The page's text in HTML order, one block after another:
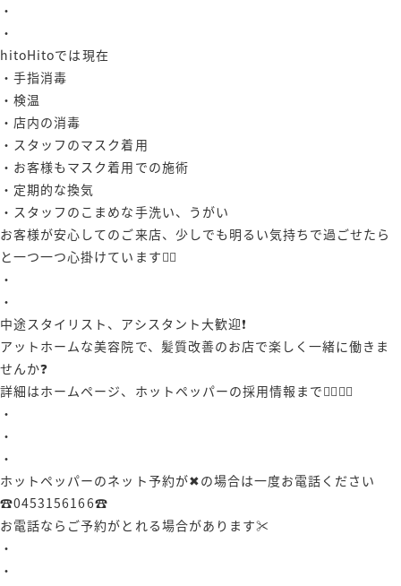
・
・
hitoHitoでは現在
・手指消毒
・検温
・店内の消毒
・スタッフのマスク着用
・お客様もマスク着用での施術
・定期的な換気
・スタッフのこまめな手洗い、うがい
お客様が安心してのご来店、少しでも明るい気持ちで過ごせたら
と一つ一つ心掛けています🙇‍♂️
・
・
中途スタイリスト、アシスタント大歓迎❗️
アットホームな美容院で、髪質改善のお店で楽しく一緒に働きま
せんか❓
詳細はホームページ、ホットペッパーの採用情報まで🙋‍♀️🙋‍♂️
・
・
・
ホットペッパーのネット予約が✖︎の場合は一度お電話ください
☎️0453156166☎️
お電話ならご予約がとれる場合があります✂️
・
・